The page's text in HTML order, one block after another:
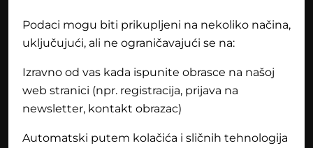
Podaci mogu biti prikupljeni na nekoliko načina,
uključujući, ali ne ograničavajući se na:
Izravno od vas kada ispunite obrasce na našoj
web stranici (npr. registracija, prijava na
newsletter, kontakt obrazac)
Automatski putem kolačića i sličnih tehnologija